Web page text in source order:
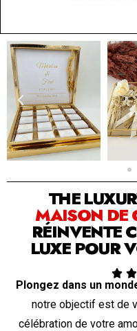
SOLUTION PAR
THE
MAISON DE
RÉINVENTE
LUXE POUR
 
Plongez dans un
notre objectif est de
célébration de votre